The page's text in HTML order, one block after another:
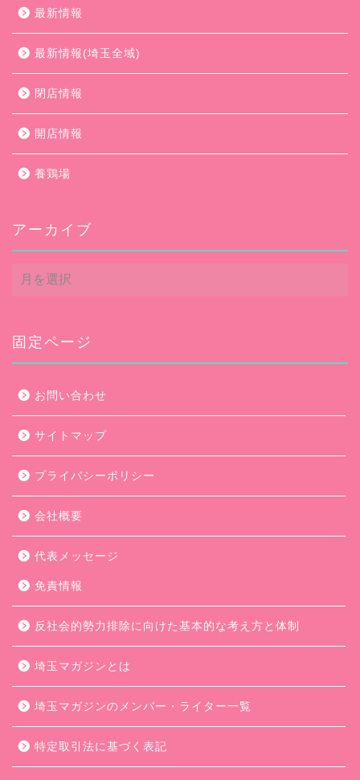
最新情報
最新情報(埼玉全域)
閉店情報
開店情報
養鶏場
アーカイブ
ア
ー
ブ
固定ページ
お問い合わせ
サイトマップ
プライバシーポリシー
会社概要
代表メッセージ
免責情報
反社会的勢力排除に向けた基本的な考え方と体制
埼玉マガジンとは
埼玉マガジンのメンバー・ライター一覧
特定取引法に基づく表記